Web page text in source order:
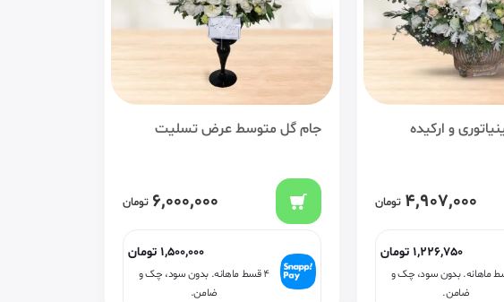
و ارکیده
4,907,000 تومان
1,226,750 تومان
ماهانه. بدون سود، چک و
ضامن.
جام گل متوسط عرض تسلیت
6,000,000 تومان
1,500,000 تومان
۴ قسط ماهانه. بدون سود، چک و
ضامن.